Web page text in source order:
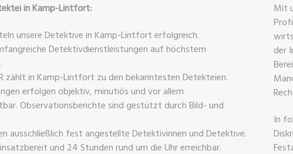
in Kamp-Lintfort:
unsere Detektive in Kamp-Lintfort erfolgreich.
Detektivdienstleistungen auf höchstem
zählt in Kamp-Lintfort zu den bekanntesten Detekteien.
erfolgen objektiv, minutiös und vor allem
Observationsberichte sind gestützt durch Bild- und
ausschließlich fest angestellte Detektivinnen und Detektive.
und 24 Stunden rund um die Uhr erreichbar.
Mit
der
In